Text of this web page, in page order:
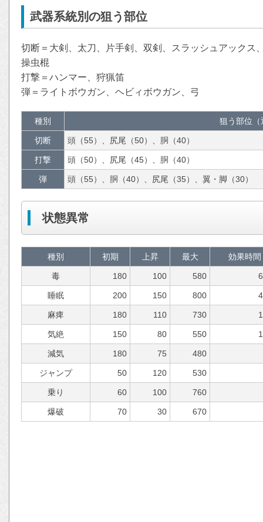
武器系統別の狙う部位
切断＝大剣、太刀、片手剣、双剣、スラッシュアックス
操虫棍
打撃＝ハンマー、狩猟笛
弾＝ライトボウガン、ヘビィボウガン、弓
種別 狙う部位（
切断 頭（55）、尻尾（50）、胴（40）
打撃 頭（50）、尻尾（45）、胴（40）
弾 頭（55）、胴（40）、尻尾（35）、翼・脚（30）
状態異常
種別 初期 上昇 最大 効果時間
毒 180 100 580
睡眠 200 150 800
麻痺 180 110 730
気絶 150 80 550
減気 180 75 480
ジャンプ 50 120 530
乗り 60 100 760
爆破 70 30 670